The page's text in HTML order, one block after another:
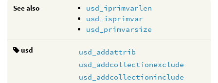
See also
usd_iprimvarlen
usd_isprimvar
usd_primvarsize
usd
usd_addattrib
usd_addcollectionexclude
usd_addcollectioninclude